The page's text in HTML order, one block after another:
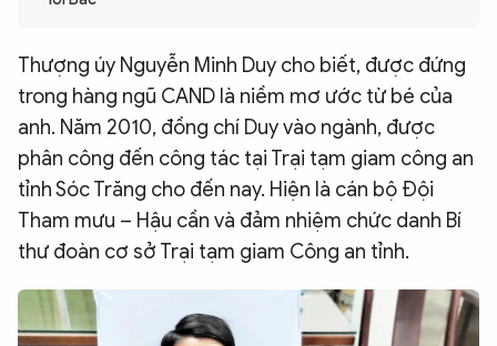
VĂN HÓA - THỂ THAO
BẠN ĐỌC & CAND
ĐA PHƯƠNG TIỆN
eMagazine
Podcast
Video Ảnh
Chuyên trang An ninh thế giớiVăn nghệ Công an
Chuyên đề
Thượng úy Nguyễn Minh Duy cho biết, được đứng
trong hàng ngũ CAND là niềm mơ ước từ bé của
anh. Năm 2010, đồng chí Duy vào ngành, được
phân công đến công tác tại Trại tạm giam công an
tỉnh Sóc Trăng cho đến nay. Hiện là cán bộ Đội
Tham mưu – Hậu cần và đảm nhiệm chức danh Bí
thư đoàn cơ sở Trại tạm giam Công an tỉnh.